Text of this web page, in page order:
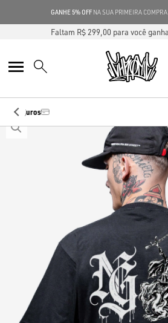
GANHE 5% OFFNA SUA PRIMEIRA COMPRA
Faltam R$ 299,00 para você